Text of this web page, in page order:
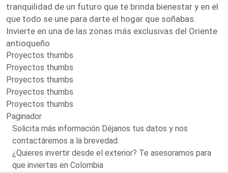
tranquilidad de un futuro que te brinda bienestar y en el
que todo se une para darte el hogar que soñabas.
Invierte en una de las zonas más exclusivas del Oriente
antioqueño
Proyectos thumbs
Proyectos thumbs
Proyectos thumbs
Proyectos thumbs
Proyectos thumbs
Paginador
Solicita más información Déjanos tus datos y nos
contactáremos a la brevedad.
¿Quieres invertir desde el exterior? Te asesoramos para
que inviertas en Colombia